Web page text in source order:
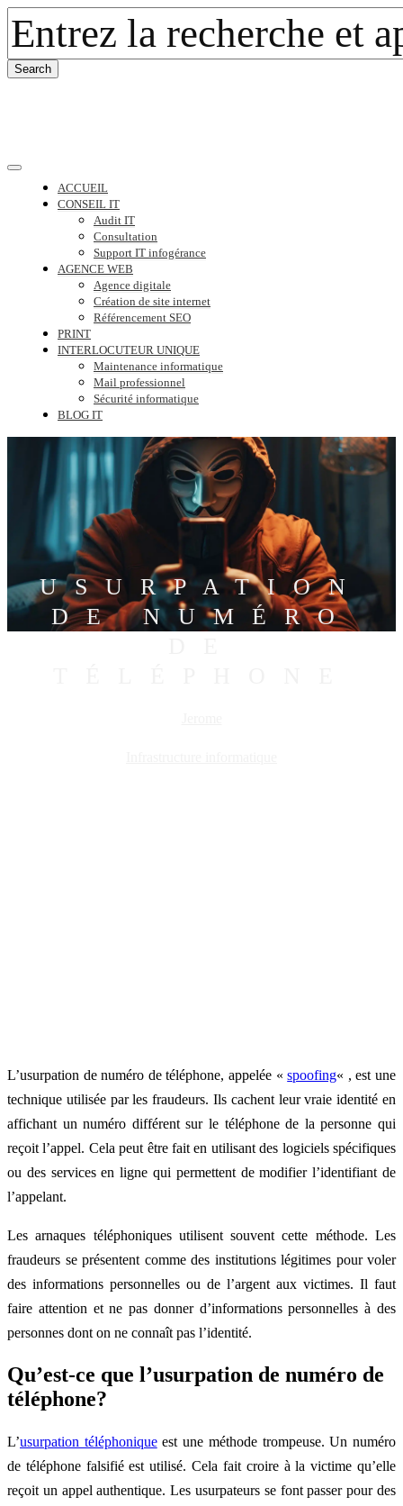
ACCUEIL
CONSEIL IT
Audit IT
Consultation
Support IT infogérance
AGENCE WEB
Agence digitale
Création de site internet
Référencement SEO
PRINT
INTERLOCUTEUR UNIQUE
Maintenance informatique
Mail professionnel
Sécurité informatique
BLOG IT
USURPATION
DE NUMÉRO
L’usurpation de numéro de téléphone, appelée «spoofing« , est une
technique utilisée par les fraudeurs. Ils cachent leur vraie identité en
affichant un numéro différent sur le téléphone de la personne qui
reçoit l’appel. Cela peut être fait en utilisant des logiciels spécifiques
ou des services en ligne qui permettent de modifier l’identifiant de
l’appelant.
Les arnaques téléphoniques utilisent souvent cette méthode. Les
fraudeurs se présentent comme des institutions légitimes pour voler
des informations personnelles ou de l’argent aux victimes. Il faut
faire attention et ne pas donner d’informations personnelles à des
personnes dont on ne connaît pas l’identité.
Qu’est-ce que l’usurpation de numéro de
téléphone?
L’usurpation téléphoniqueest une méthode trompeuse. Un numéro
de téléphone falsifié est utilisé. Cela fait croire à la victime qu’elle
reçoit un appel authentique. Les usurpateurs se font passer pour des